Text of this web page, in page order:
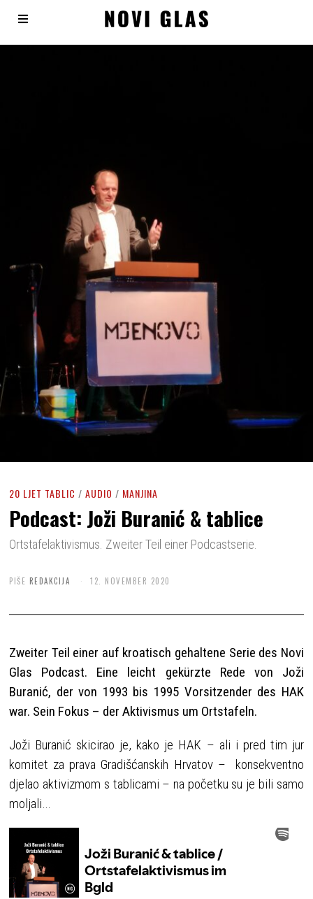
20 LJET TABLIC / AUDIO / MANJINA
Podcast: Joži Buranić & tablice
Ortstafelaktivismus. Zweiter Teil einer Podcastserie.
PIŠE REDAKCIJA 12. NOVEMBER 2020
Zweiter Teil einer auf kroatisch gehaltene Serie des Novi
Glas Podcast. Eine leicht gekürzte Rede von Joži
Buranić, der von 1993 bis 1995 Vorsitzender des HAK
war. Sein Fokus – der Aktivismus um Ortstafeln.
Joži Buranić skicirao je, kako je HAK – ali i pred tim jur
komitet za prava Gradišćanskih Hrvatov – konsekventno
djelao aktivizmom s tablicami – na početku su je bili samo
moljali…